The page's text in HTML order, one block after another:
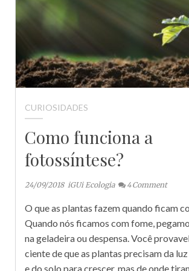
CURIOSIDADES
Como funciona a
fotossíntese?
24/09/2018 iGUi Ecologia 4 Comment
O que as plantas fazem quando ficam
Quando nós ficamos com fome,
na geladeira ou despensa. Você
ciente de que as plantas precisam da
e do solo para crescer, mas de onde